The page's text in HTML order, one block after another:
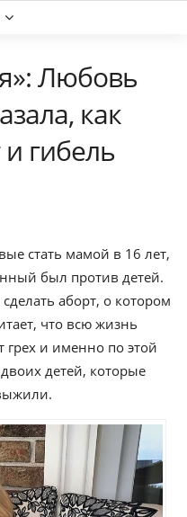
Любовь
как
гибель
стать мамой в 16 лет,
был против детей.
аборт, о котором
что всю жизнь
грех и именно по этой
детей, которые